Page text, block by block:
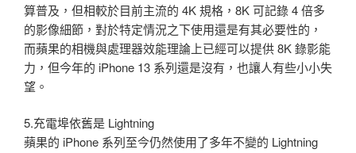
算普及，但相較於目前主流的 4K 規格，8K 可記錄 4 倍多
的影像細節，對於特定情況之下使用還是有其必要性的，
而蘋果的相機與處理器效能理論上已經可以提供 8K 錄影能
力，但今年的 iPhone 13 系列還是沒有，也讓人有些小小失
望。
5.充電埠依舊是 Lightning
蘋果的 iPhone 系列至今仍然使用了多年不變的 Lightning